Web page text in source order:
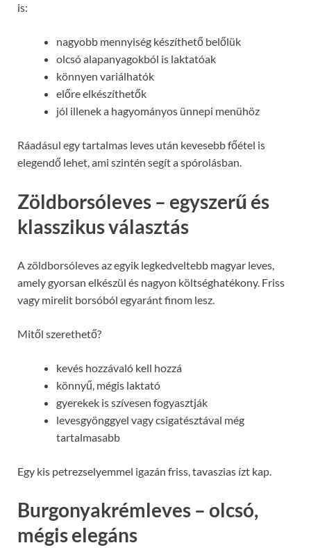
is:
nagyobb mennyiség készíthető belőlük
olcsó alapanyagokból is laktatóak
könnyen variálhatók
előre elkészíthetők
jól illenek a hagyományos ünnepi menühöz
Ráadásul egy tartalmas leves után kevesebb főétel is
elegendő lehet, ami szintén segít a spórolásban.
Zöldborsóleves – egyszerű és
klasszikus választás
A zöldborsóleves az egyik legkedveltebb magyar leves,
amely gyorsan elkészül és nagyon költséghatékony. Friss
vagy mirelit borsóból egyaránt finom lesz.
Mitől szerethető?
kevés hozzávaló kell hozzá
könnyű, mégis laktató
gyerekek is szívesen fogyasztják
levesgyönggyel vagy csigatésztával még
tartalmasabb
Egy kis petrezselyemmel igazán friss, tavaszias ízt kap.
Burgonyakrémleves – olcsó,
mégis elegáns